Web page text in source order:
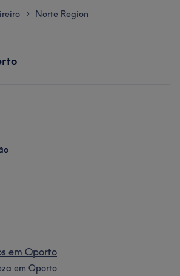
> Norte Region
em Oporto
em Oporto